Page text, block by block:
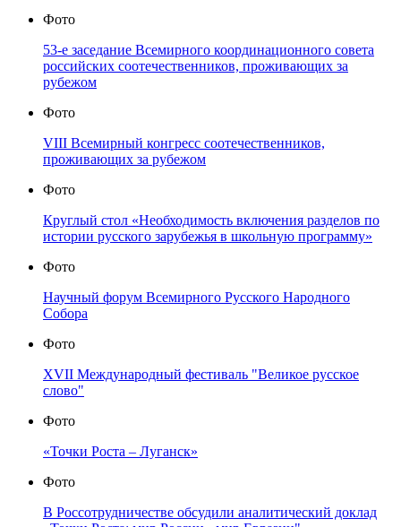
Фото
53-е заседание Всемирного координационного совета
российских соотечественников, проживающих за
рубежом
Фото
VIII Всемирный конгресс соотечественников,
проживающих за рубежом
Фото
Круглый стол «Необходимость включения разделов по
истории русского зарубежья в школьную программу»
Фото
Научный форум Всемирного Русского Народного
Собора
Фото
XVII Международный фестиваль "Великое русское
слово"
Фото
«Точки Роста – Луганск»
Фото
В Россотрудничестве обсудили аналитический доклад